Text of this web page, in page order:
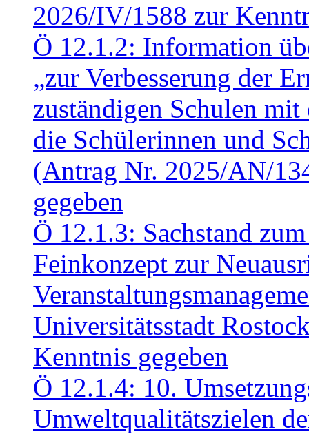
2026/IV/1588 zur
Ö 12.1.2: Information
„zur Verbesserung der
zuständigen Schulen
die Schülerinnen und
(Antrag Nr. 2025/AN/
gegeben
Ö 12.1.3: Sachstand
Feinkonzept zur
Universitätsstadt
Kenntnis gegeben
Ö 12.1.4: 10.
Umweltqualitätszielen